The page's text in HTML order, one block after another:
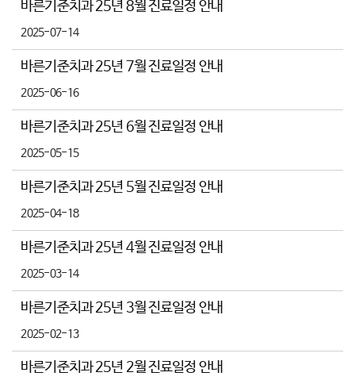
바른기준치과 25년 8월 진료일정 안내
2025-07-14
바른기준치과 25년 7월 진료일정 안내
2025-06-16
바른기준치과 25년 6월 진료일정 안내
2025-05-15
바른기준치과 25년 5월 진료일정 안내
2025-04-18
바른기준치과 25년 4월 진료일정 안내
2025-03-14
바른기준치과 25년 3월 진료일정 안내
2025-02-13
바른기준치과 25년 2월 진료일정 안내